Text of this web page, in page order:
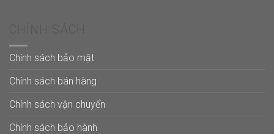
Chính sách bảo mật
Chính sách bán hàng
Chính sách vận chuyển
Chính sách bảo hành